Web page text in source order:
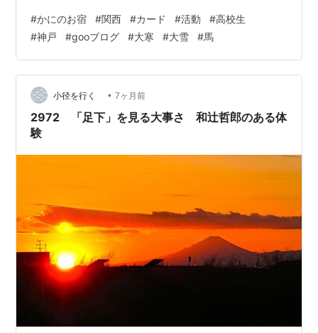
#かにのお宿 #関西 #カード #活動 #高校生
#神戸 #gooブログ #大寒 #大雪 #馬
小径を行く • 7ヶ月前
2972 「足下」を見る大事さ 和辻哲郎のある体
験